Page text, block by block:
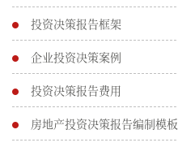
投资决策报告框架
企业投资决策案例
投资决策报告费用
房地产投资决策报告编制模板